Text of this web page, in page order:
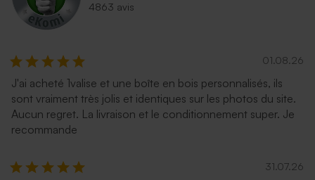
4863 avis
01.08.26
J'ai acheté 1valise et une boîte en bois personnalisés, ils
sont vraiment très jolis et identiques sur les photos du site.
Aucun regret. La livraison et le conditionnement super. Je
recommande
31.07.26